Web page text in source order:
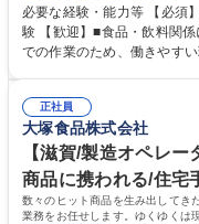
善にも関与でき、単なる作業にとどま
できます。 【業務内容】■
検品業務 ■製造機械の操作
料 募集職種 【釧路/飲料製造スタッフ】大塚G中核/オロナミンC・マッチ
でお馴染み/家賃補助
必要な経験・能力等 【必須
験 【歓迎】■食品・飲料関
での作業のため、働きやすい環境です＊ 【ポジショ
×技術」のスキルを磨ける環
日という働きやすさも魅力
成感と、ものづくりの本質に
資格 学歴：大学院 大学 高専
ト運転者 第一種運転免許普
正社員
大塚食品株式会社
【滋賀/製造オペレ
商品に携われる/住宅
数々のヒット商品を生み出してき
業務をお任せします。ゆくゆくは